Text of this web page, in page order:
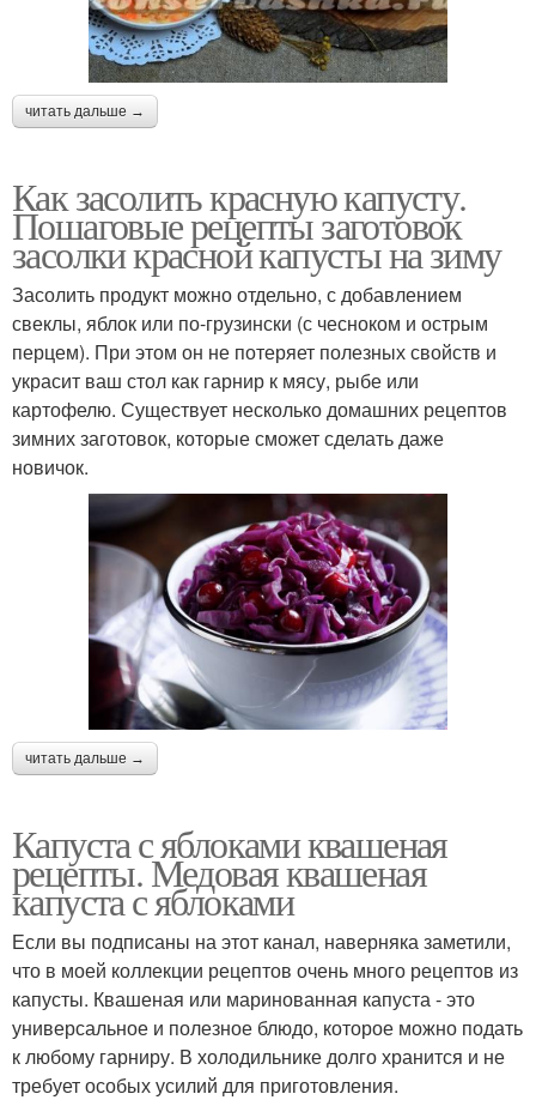
читать дальше →
Как засолить красную капусту.
Пошаговые рецепты заготовок
засолки красной капусты на зиму
Засолить продукт можно отдельно, с добавлением
свеклы, яблок или по-грузински (с чесноком и острым
перцем). При этом он не потеряет полезных свойств и
украсит ваш стол как гарнир к мясу, рыбе или
картофелю. Существует несколько домашних рецептов
зимних заготовок, которые сможет сделать даже
новичок.
читать дальше →
Капуста с яблоками квашеная
рецепты. Медовая квашеная
капуста с яблоками
Если вы подписаны на этот канал, наверняка заметили,
что в моей коллекции рецептов очень много рецептов из
капусты. Квашеная или маринованная капуста - это
универсальное и полезное блюдо, которое можно подать
к любому гарниру. В холодильнике долго хранится и не
требует особых усилий для приготовления.